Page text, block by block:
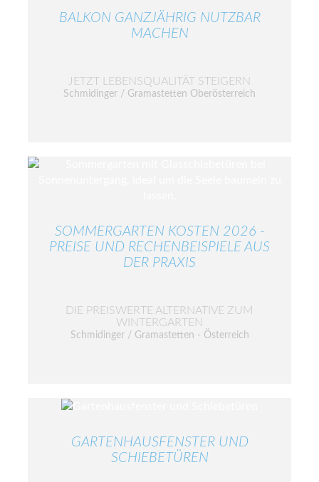
BALKON GANZJÄHRIG NUTZBAR
MACHEN
JETZT LEBENSQUALITÄT STEIGERN
Schmidinger / Gramastetten Oberösterreich
SOMMERGARTEN KOSTEN 2026 -
PREISE UND RECHENBEISPIELE AUS
DER PRAXIS
DIE PREISWERTE ALTERNATIVE ZUM
WINTERGARTEN
Schmidinger / Gramastetten - Österreich
GARTENHAUSFENSTER UND
SCHIEBETÜREN